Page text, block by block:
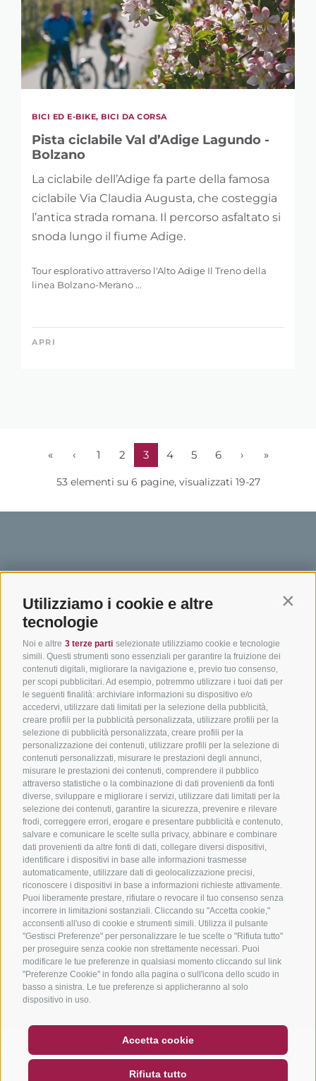
Utilizziamo i cookie e altre
tecnologie
Noi e altre 3 terze parti selezionate utilizziamo cookie e tecnologie
simili. Questi strumenti sono essenziali per garantire la fruizione dei
contenuti digitali, migliorare la navigazione e, previo tuo consenso,
per scopi pubblicitari. Ad esempio, potremmo utilizzare i tuoi dati per
le seguenti finalità: archiviare informazioni su dispositivo e/o
accedervi, utilizzare dati limitati per la selezione della pubblicità,
creare profili per la pubblicità personalizzata, utilizzare profili per la
selezione di pubblicità personalizzata, creare profili per la
personalizzazione dei contenuti, utilizzare profili per la selezione di
contenuti personalizzati, misurare le prestazioni degli annunci,
misurare le prestazioni dei contenuti, comprendere il pubblico
attraverso statistiche o la combinazione di dati provenienti da fonti
diverse, sviluppare e migliorare i servizi, utilizzare dati limitati per la
selezione dei contenuti, garantire la sicurezza, prevenire e rilevare
frodi, correggere errori, erogare e presentare pubblicità e contenuto,
salvare e comunicare le scelte sulla privacy, abbinare e combinare
dati provenienti da altre fonti di dati, collegare diversi dispositivi,
identificare i dispositivi in base alle informazioni trasmesse
automaticamente, utilizzare dati di geolocalizzazione precisi,
riconoscere i dispositivi in base a informazioni richieste attivamente.
Puoi liberamente prestare, rifiutare o revocare il tuo consenso senza
incorrere in limitazioni sostanziali. Cliccando su "Accetta cookie,"
acconsenti all'uso di cookie e strumenti simili. Utilizza il pulsante
"Gestisci Preferenze" per personalizzare le tue scelte o "Rifiuta tutto"
per proseguire senza cookie non strettamente necessari. Puoi
modificare le tue preferenze in qualsiasi momento cliccando sul link
"Preferenze Cookie" in fondo alla pagina o sull'icona dello scudo in
basso a sinistra. Le tue preferenze si applicheranno al solo
dispositivo in uso.
Accetta cookie
Rifiuta tutto
NEWSLETTER
SOCIAL WALL METEO
BICI ED E-BIKE, BICI DA CORSA
Pista ciclabile Val d’Adige Lagundo -
Bolzano
La ciclabile dell’Adige fa parte della famosa
ciclabile Via Claudia Augusta, che costeggia
l’antica strada romana. Il percorso asfaltato si
snoda lungo il fiume Adige.
Tour esplorativo attraverso l'Alto Adige Il Treno della
linea Bolzano-Merano ...
APRI
« ‹ 1 2 3 4 5 6 › »
53 elementi su 6 pagine, visualizzati 19-27
SÜDTIROL
Hotel & pacchetti
Pacchetti vacanze
Buoni vacanza
Hot Deals
Bike & Work
ADIGE
Adige
In bici da corsa in Alto
Adige
Ciclabili in Alto Adige
Scuole bike
Tutti i tour
Come
Meteo
Catalogo
info@bikehotels.it
ISCRIVITI ALLA NOSTRA NEWSLETTER
ISCRIVITI ADESSO
CREDITS